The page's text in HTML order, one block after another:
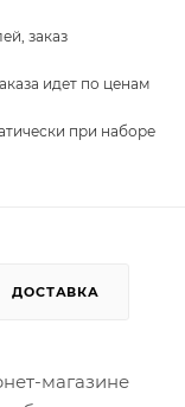
заказ
идет по ценам
при наборе
ДОСТАВКА
магазине